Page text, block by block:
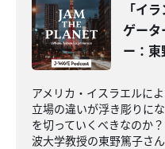
「イ
ゲータ
ー：
アメリカ・イスラエルに
立場の違いが浮き彫りに
を切っていくべきなのか
波大学教授の東野篤子さ